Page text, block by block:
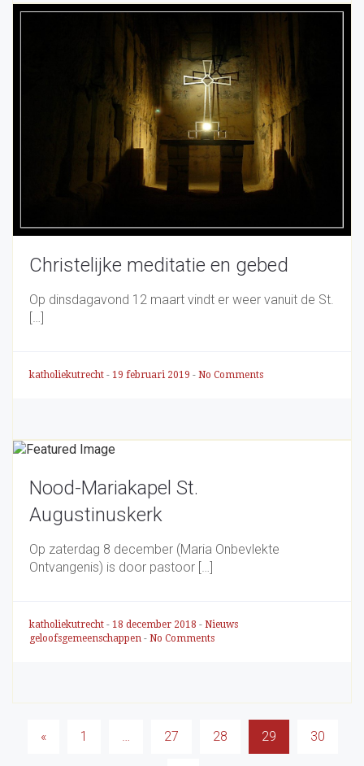
Christelijke meditatie en gebed
Op dinsdagavond 12 maart vindt er weer vanuit de St.
[…]
katholiekutrecht - 19 februari 2019 - No Comments
Nood-Mariakapel St.
Augustinuskerk
Op zaterdag 8 december (Maria Onbevlekte
Ontvangenis) is door pastoor […]
katholiekutrecht - 18 december 2018 - Nieuws
geloofsgemeenschappen - No Comments
Berichten
« 1 … 27 28 29 30